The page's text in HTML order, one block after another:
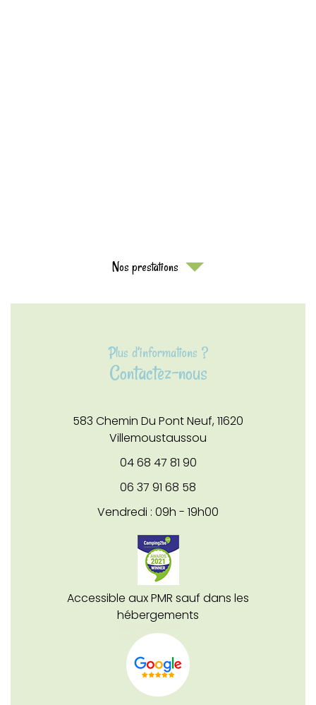
Nos prestations
Plus d’informations ?
Contactez-nous
583 Chemin Du Pont Neuf,11620
Villemoustaussou
04 68 47 81 90
06 37 91 68 58
Vendredi : 09h - 19h00
Accessible aux PMR sauf dans les
hébergements